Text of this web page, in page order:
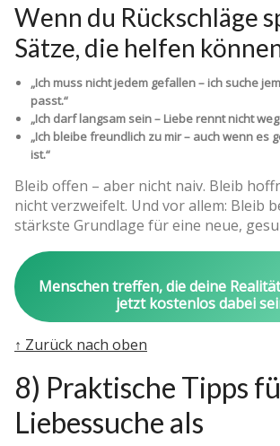
Wenn du Rückschläge
Sätze, die helfen
„Ich muss nicht jedem gefallen – ich suche
passt.“
„Ich darf langsam sein – Liebe rennt nicht
„Ich bleibe freundlich zu mir – auch wenn es
ist.“
Bleib offen – aber nicht naiv. Bleib
nicht verzweifelt. Und vor allem: Bleib
stärkste Grundlage für eine neue,
Menschen treffen, die deine
jetzt kostenlos dabei
↑ Zurück nach oben
8) Praktische Tipps
Liebessuche als